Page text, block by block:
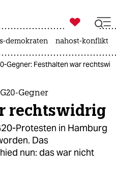
ich

taz zahl ich
demokraten nahost-konflikt
Gegner: Festhalten war
Gegner
rechtswidrig
Protesten in Hamburg
Das
nun: das war nicht